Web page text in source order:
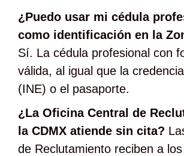
¿Puedo usar mi cédula
como identificación en la
Sí. La cédula profesional con
válida, al igual que la
(INE) o el pasaporte.
¿La Oficina Central de
la CDMX atiende sin cita?
de Reclutamiento reciben a